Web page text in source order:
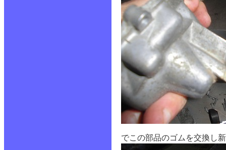
でこの部品のゴムを交換し